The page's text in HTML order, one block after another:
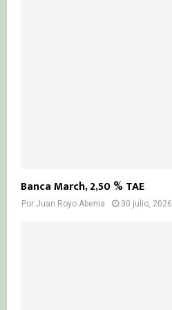
Banca March, 2,50 % TAE
Por Juan Royo Abenia 30 julio, 2026